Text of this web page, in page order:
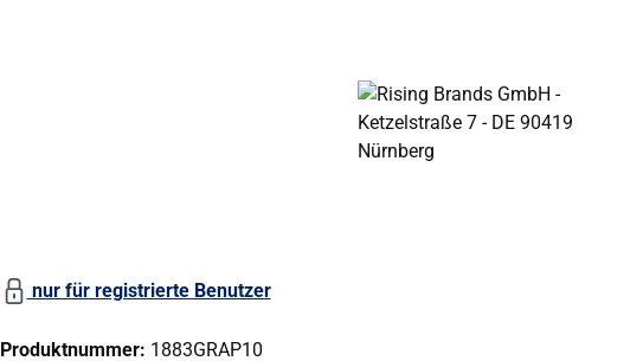
nur für registrierte Benutzer
Produktnummer: 1883GRAP10